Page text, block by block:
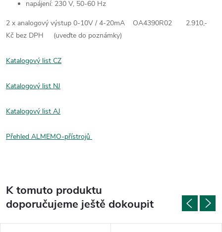
napájení: 230 V, 50-60 Hz
2 x analogový výstup 0-10V / 4-20mA OA4390R02 2.910,-
Kč bez DPH (uveďte do poznámky)
Katalogový list CZ
Katalogový list NJ
Katalogový list AJ
Přehled ALMEMO-přístrojů
K tomuto produktu
doporučujeme ještě dokoupit